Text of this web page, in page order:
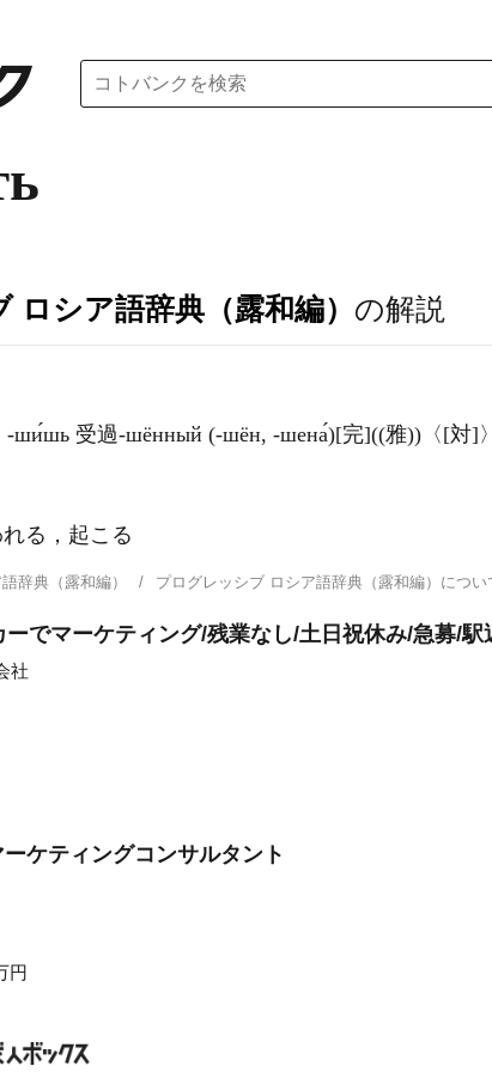
ロシア語辞典（露和編） の解説
-ши́шь 受過-шённый (-шён, -шена́)[完]((雅))〈[対]
る，起こる
辞典（露和編） プログレッシブ ロシア語辞典（露和編）につ
でマーケティング/残業なし/土日祝休み/急募/駅
社
ーケティングコンサルタント
円